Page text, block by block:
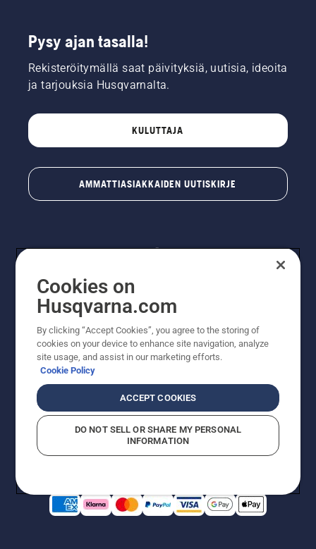
Pysy ajan tasalla!
Rekisteröitymällä saat päivityksiä, uutisia, ideoita
ja tarjouksia Husqvarnalta.
KULUTTAJA
AMMATTIASIAKKAIDEN UUTISKIRJE
© Husqvarna AB (publ). Kaikki oikeudet pidätetään.
Hinnat ovat suositushintoja. Varaamme oikeudet
hintamuutoksiin, kirjoitus- ja sisältövirheisiin. Sivusto
pyritään pitämään mahdollisimman ajantasaisena ja
suositushintoja (sis. alv), ellei tuotetta voi ostaa
suoraan verkkosivustoltamme.
EvästekäytäntöKäyttöehdotTietosuojailmoitusTiedot
Epäillyistä rikkomuksista ilmoittaminen
Cookies on
Husqvarna.com
By clicking “Accept Cookies”, you agree to the storing of
cookies on your device to enhance site navigation, analyze
site usage, and assist in our marketing efforts.
Cookie Policy
ACCEPT COOKIES
DO NOT SELL OR SHARE MY PERSONAL
INFORMATION